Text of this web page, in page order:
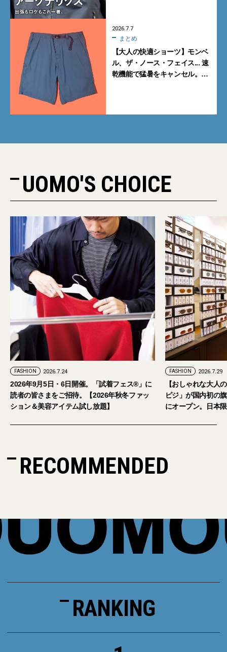
2026.7.7
まとめ
【大人の快適ショーツ】モンベ
ル、ザ・ノース・フェイス... 速
乾機能で猛暑をキャンセル。真
UOMO'S CHOICE
FASHION 2026.7.24
2026年9月5日・6日開催。「試着フェス®︎」に
読者の皆さまをご招待。【2026年秋冬ファッ
ション＆美容アイテム試し放題】
FASHION 2026.7.29
【おしゃれな大人
ピジ」が国内初の
にオープン。日本
RECOMMENDED
RANKING